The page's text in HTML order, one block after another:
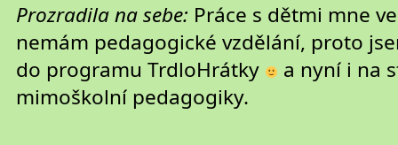
Prozradila na sebe: Práce s dětmi mne
nemám pedagogické vzdělání, proto
do programu TrdloHrátky
a nyní i na
mimoškolní pedagogiky.